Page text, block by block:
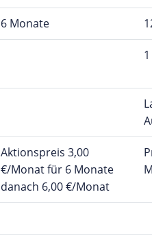
6 Monate
Aktionspreis 3,00
€/Monat für 6 Monate
danach 6,00 €/Monat